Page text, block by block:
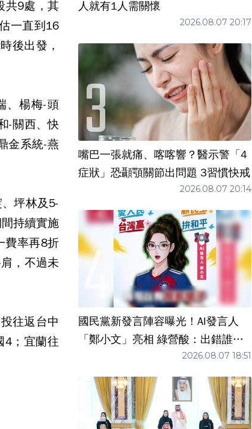
共9處，其
一直到16
後出發，
、楊梅-頭
-關西、快
金系統-燕
坪林及5-
持續實施
費率再8折
，不過未
往返台中
4；宜蘭往
人就有1人需關懷
2026.08.07 20:17
嘴巴一張就痛、喀喀響？醫示警「4
症狀」恐顳顎關節出問題 3習慣快戒
2026.08.07 20:14
國民黨新發言陣容曝光！AI發言人
「鄭小文」亮相 綠營酸：出錯誰負
2026.08.07 18:51